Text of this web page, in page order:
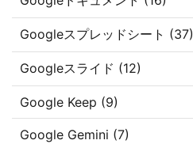
Googleスプレッドシート (37)
Googleスライド (12)
Google Keep (9)
Google Gemini (7)